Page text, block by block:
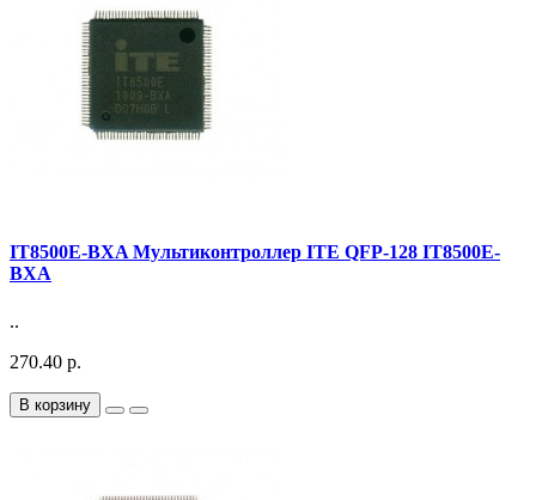
IT8500E-BXA Мультиконтроллер ITE QFP-128 IT8500E-
BXA
..
270.40 р.
В корзину